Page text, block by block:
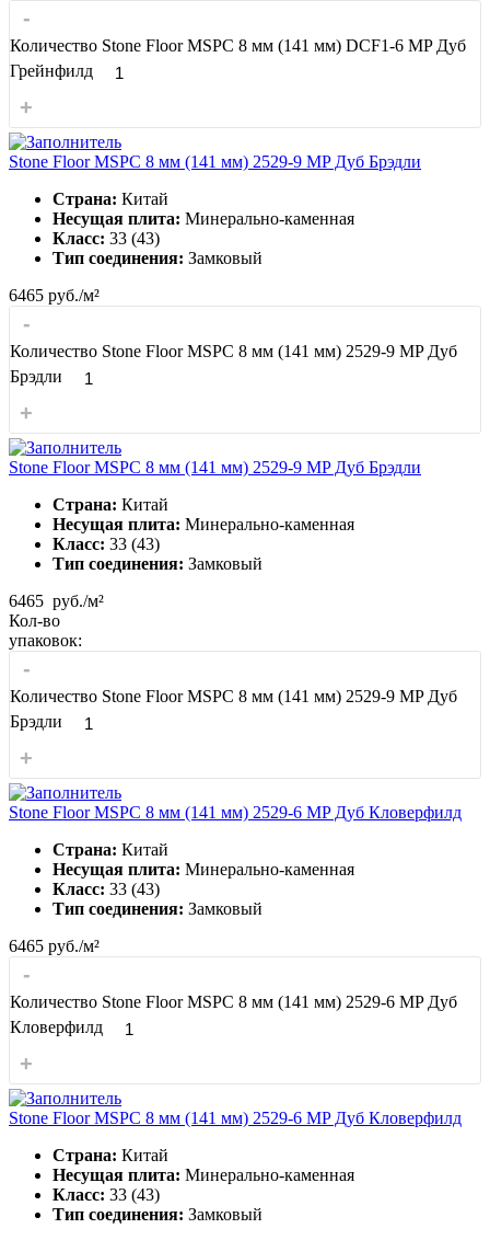
-
Количество Stone Floor MSPC 8 мм (141 мм) DCF1-6 MP Дуб
Грейнфилд
+
Stone Floor MSPC 8 мм (141 мм) 2529-9 MP Дуб Брэдли
Страна: Китай
Несущая плита: Минерально-каменная
Класс: 33 (43)
Тип соединения: Замковый
6465 руб./м²
-
Количество Stone Floor MSPC 8 мм (141 мм) 2529-9 MP Дуб
Брэдли
+
Stone Floor MSPC 8 мм (141 мм) 2529-9 MP Дуб Брэдли
Страна: Китай
Несущая плита: Минерально-каменная
Класс: 33 (43)
Тип соединения: Замковый
6465 руб./м²
Кол-во
упаковок:
-
Количество Stone Floor MSPC 8 мм (141 мм) 2529-9 MP Дуб
Брэдли
+
Stone Floor MSPC 8 мм (141 мм) 2529-6 MP Дуб Кловерфилд
Страна: Китай
Несущая плита: Минерально-каменная
Класс: 33 (43)
Тип соединения: Замковый
6465 руб./м²
-
Количество Stone Floor MSPC 8 мм (141 мм) 2529-6 MP Дуб
Кловерфилд
+
Stone Floor MSPC 8 мм (141 мм) 2529-6 MP Дуб Кловерфилд
Страна: Китай
Несущая плита: Минерально-каменная
Класс: 33 (43)
Тип соединения: Замковый